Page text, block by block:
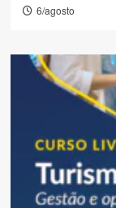
6/agosto